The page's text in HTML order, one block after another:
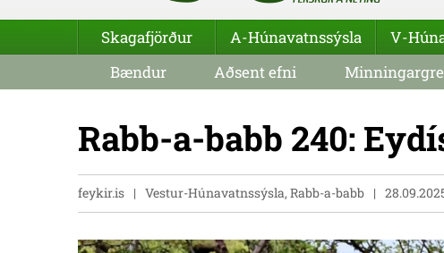
Rabb-a-babb 240:
feykir.is Vestur-Húnavatnssýsla, Rabb-a-babb
Skagafjörður A-Húnavatnssýsla V-
Bændur
Aðsent efni